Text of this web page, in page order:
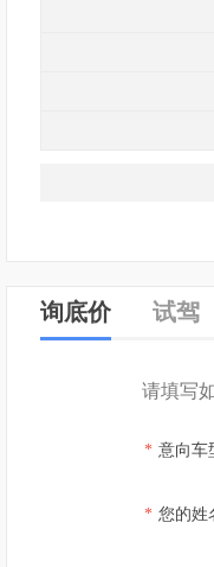
询底价 试驾
请填写
* 意向车
* 您的姓